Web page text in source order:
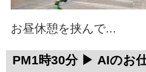
お昼休憩を挟んで...
PM1時30分 ▶ AIのお